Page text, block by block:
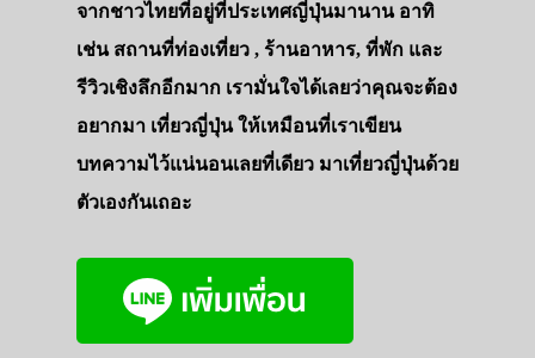
จากชาวไทยที่อยู่ที่ประเทศญี่ปุ่นมานาน อาทิ
เช่น สถานที่ท่องเที่ยว , ร้านอาหาร, ที่พัก และ
รีวิวเชิงลึกอีกมาก เรามั่นใจได้เลยว่าคุณจะต้อง
อยากมา เที่ยวญี่ปุ่น ให้เหมือนที่เราเขียน
บทความไว้แน่นอนเลยที่เดียว มาเที่ยวญี่ปุ่นด้วย
ตัวเองกันเถอะ